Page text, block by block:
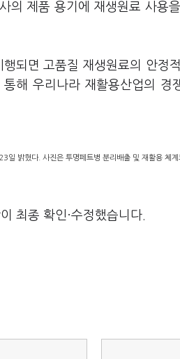
의 제품 용기에 재생원료 사용
되면 고품질 재생원료의 안정
해 우리나라 재활용산업의 경
밝혔다. 사진은 투명페트병 분리배출 및 재활용 체계
최종 확인·수정했습니다.